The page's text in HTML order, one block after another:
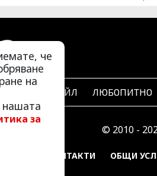
че
на
нашата
за
ЛАЙФСТАЙЛ ЛЮБОПИТНО
© 2010 -
КОНТАКТИ ОБЩИ